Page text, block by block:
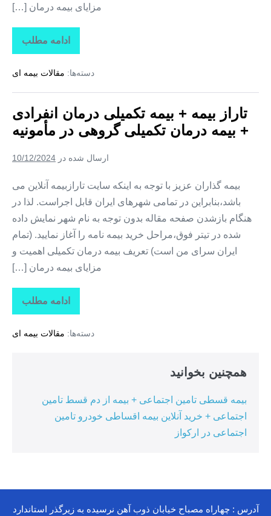
مزایای بیمه درمان […]
ادامه مطلب
تاراز
بیمه
بیمه
درمان
+
بیمه
درمان
تکمیلی
در
دسته‌ها: مقالات بیمه ای
تاراز بیمه + بیمه تکمیلی درمان انفرادی
+ بیمه درمان تکمیلی گروهی در مأمونیه
ارسال شده در 10/12/2024
بیمه گذاران عزیز با توجه به اینکه سایت تارازبیمه آنلاین می
باشد،بنابراین در تمامی شهرهای ایران قابل اجراست. لذا در
هنگام بازشدن صفحه مقاله بدون توجه به نام شهر نمایش داده
شده در تیتر فوق،مراحل خرید بیمه نامه را آغاز نمایید. (تمام
ایران سرای من است) تعریف بیمه درمان تکمیلی اهمیت و
مزایای بیمه درمان […]
ادامه مطلب
تاراز
بیمه
بیمه
تکمیلی
دسته‌ها: مقالات بیمه ای
همچنین بخوانید
بیمه قسطی تامین اجتماعی + بیمه از دم قسط تامین
اجتماعی + خرید آنلاین بیمه اقساطی خودرو تامین
اجتماعی در ارکواز
آدرس : چهاراه مصباح خیابان ذوب آهن نرسیده به زیرگذر استاندارد